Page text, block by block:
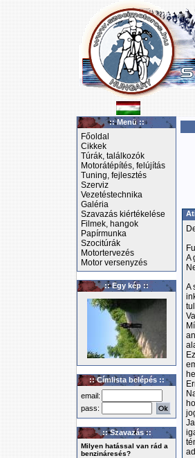
:: Menü ::
Főoldal
Cikkek
Túrák, találkozók
Motorátépítés, felújítás
Tuning, fejlesztés
Szerviz
Vezetéstechnika
Galéria
Szavazás kiértékelése
Filmek, hangok
Papírmunka
Szocitúrák
Motortervezés
Motor versenyzés
:: Egy kép ::
:: Címlista belépés ::
email:
pass:
:: Szavazás ::
Milyen hatással van rád a
benzináresés?
A
A